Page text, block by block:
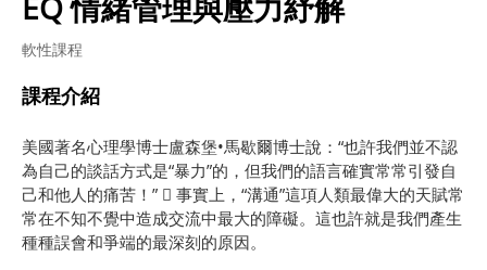
EQ 情緒管理與壓力紓解
軟性課程
課程介紹
美國著名心理學博士盧森堡•馬歇爾博士說：“也許我們並不認
為自己的談話方式是“暴力”的，但我們的語言確實常常引發自
己和他人的痛苦！”  事實上，“溝通”這項人類最偉大的天賦常
常在不知不覺中造成交流中最大的障礙。這也許就是我們產生
種種誤會和爭端的最深刻的原因。